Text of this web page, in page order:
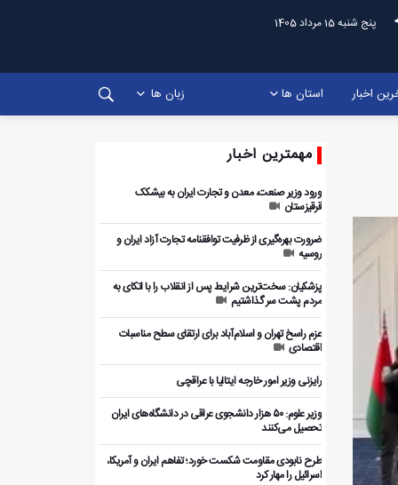
پنج شنبه 15 مرداد 1405
اخبار استان ها زبان ها
مهمترین اخبار
ورود وزیر صنعت، معدن و تجارت ایران به بیشکک
قرقیزستان
ضرورت بهره‌گیری از ظرفیت توافقنامه تجارت آزاد ایران و
روسیه
پزشکیان: سخت‌ترین شرایط پس از انقلاب را با اتکای به
مردم پشت سر گذاشتیم
عزم راسخ تهران و اسلام‌آباد برای ارتقای سطح مناسبات
اقتصادی
رایزنی وزیر امور خارجه ایتالیا با عراقچی
وزیر علوم: ۵۰ هزار دانشجوی عراقی در دانشگاه‌های ایران
تحصیل می‌کنند
طرح نابودی مقاومت شکست خورد؛ تفاهم ایران و آمریکا،
اسرائیل را مهار کرد